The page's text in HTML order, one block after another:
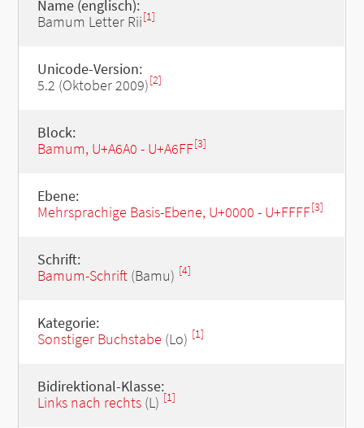
Name (englisch):
Bamum Letter Rii[1]
Unicode-Version:
5.2 (Oktober 2009)[2]
Block:
Bamum, U+A6A0 - U+A6FF[3]
Ebene:
Mehrsprachige Basis-Ebene, U+0000 - U+FFFF[3]
Schrift:
Bamum-Schrift(Bamu) [4]
Kategorie:
Sonstiger Buchstabe (Lo) [1]
Bidirektional-Klasse:
Links nach rechts(L) [1]